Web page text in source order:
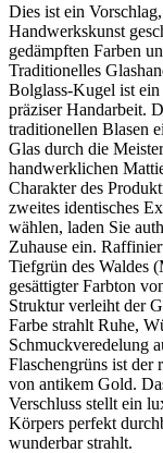
Dies ist ein
Handwerkskunst
gedämpften Farben
Traditionelles
Bolglass-Kugel ist
präziser Handarbeit.
traditionellen Blasen
Glas durch die
handwerklichen
Charakter des
zweites identisches
wählen, laden Sie
Zuhause ein.
Tiefgrün des Waldes
gesättigter Farbton
Struktur verleiht der
Farbe strahlt Ruhe,
Schmuckveredelung
Flaschengrüns ist der
von antikem Gold.
Verschluss stellt ein
Körpers perfekt
wunderbar strahlt.